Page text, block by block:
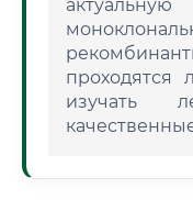
проходятся
изучать